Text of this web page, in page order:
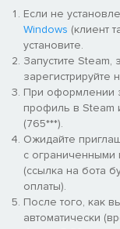
более
В прошлой игре
итальянская и
второй части к
Общее
К великолепному
Рима теперь
нем свой магазин
культурные
Для придания
можете нанимать
или даже целые
больше по душе
артистов,
Если не
Windows (клиент
установите.
Запустите Steam,
зарегистрируйте
При оформлении
профиль в Steam
(765***).
Ожидайте
с ограниченными
(ссылка на бота
оплаты).
После того, как
автоматически